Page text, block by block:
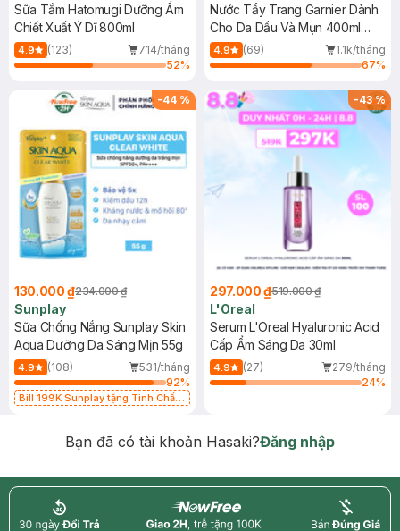
Sữa Tắm Hatomugi Dưỡng Ẩm
Chiết Xuất Ý Dĩ 800ml
4.9 (123)
714/tháng
52%
Nước Tẩy Trang Garnier Dành
Cho Da Dầu Và Mụn 400ml
(Mới)
4.9 (69)
1.1k/tháng
67%
-44 %
130.000 ₫234.000 ₫
Sunplay
Sữa Chống Nắng Sunplay Skin
Aqua Dưỡng Da Sáng Mịn 55g
4.9 (108)
531/tháng
92%
Bill 199K Sunplay tặng Tinh Chất
-43%
297.000 ₫519.000 ₫
L'Oreal
Serum L'Oreal Hyaluronic Acid
Cấp Ẩm Sáng Da 30ml
4.9 (27)
279/tháng
24%
Bạn đã có tài khoản Hasaki?Đăng nhập